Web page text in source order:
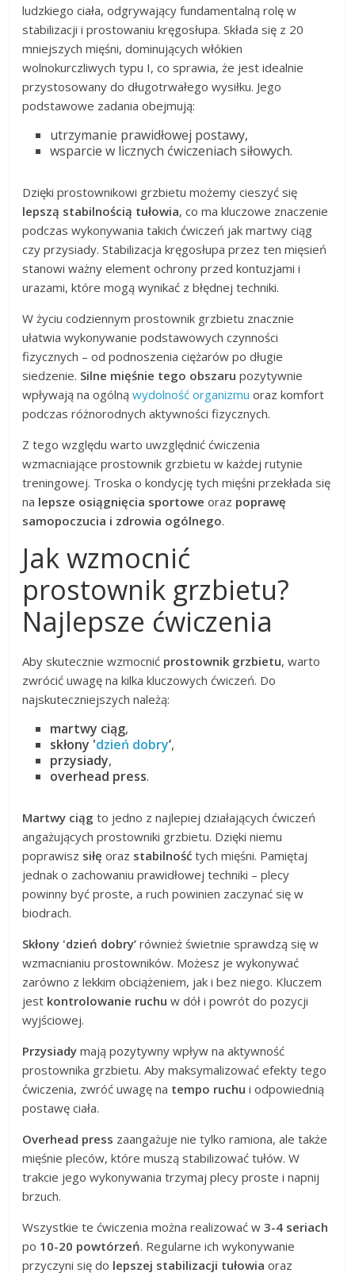
ludzkiego ciała, odgrywający fundamentalną rolę w
stabilizacji i prostowaniu kręgosłupa. Składa się z 20
mniejszych mięśni, dominujących włókien
wolnokurczliwych typu I, co sprawia, że jest idealnie
przystosowany do długotrwałego wysiłku. Jego
podstawowe zadania obejmują:
utrzymanie prawidłowej postawy,
wsparcie w licznych ćwiczeniach siłowych.
Dzięki prostownikowi grzbietu możemy cieszyć się
lepszą stabilnością tułowia, co ma kluczowe znaczenie
podczas wykonywania takich ćwiczeń jak martwy ciąg
czy przysiady. Stabilizacja kręgosłupa przez ten mięsień
stanowi ważny element ochrony przed kontuzjami i
urazami, które mogą wynikać z błędnej techniki.
W życiu codziennym prostownik grzbietu znacznie
ułatwia wykonywanie podstawowych czynności
fizycznych – od podnoszenia ciężarów po długie
siedzenie. Silne mięśnie tego obszaru pozytywnie
wpływają na ogólnąwydolność organizmu oraz komfort
podczas różnorodnych aktywności fizycznych.
Z tego względu warto uwzględnić ćwiczenia
wzmacniające prostownik grzbietu w każdej rutynie
treningowej. Troska o kondycję tych mięśni przekłada się
na lepsze osiągnięcia sportowe oraz poprawę
samopoczucia i zdrowia ogólnego.
Jak wzmocnić
prostownik grzbietu?
Najlepsze ćwiczenia
Aby skutecznie wzmocnić prostownik grzbietu, warto
zwrócić uwagę na kilka kluczowych ćwiczeń. Do
najskuteczniejszych należą:
martwy ciąg,
skłony 'dzień dobry’,
przysiady,
overhead press.
Martwy ciąg to jedno z najlepiej działających ćwiczeń
angażujących prostowniki grzbietu. Dzięki niemu
poprawisz siłę oraz stabilność tych mięśni. Pamiętaj
jednak o zachowaniu prawidłowej techniki – plecy
powinny być proste, a ruch powinien zaczynać się w
biodrach.
Skłony 'dzień dobry’ również świetnie sprawdzą się w
wzmacnianiu prostowników. Możesz je wykonywać
zarówno z lekkim obciążeniem, jak i bez niego. Kluczem
jest kontrolowanie ruchu w dół i powrót do pozycji
wyjściowej.
Przysiady mają pozytywny wpływ na aktywność
prostownika grzbietu. Aby maksymalizować efekty tego
ćwiczenia, zwróć uwagę na tempo ruchu i odpowiednią
postawę ciała.
Overhead press zaangażuje nie tylko ramiona, ale także
mięśnie pleców, które muszą stabilizować tułów. W
trakcie jego wykonywania trzymaj plecy proste i napnij
brzuch.
Wszystkie te ćwiczenia można realizować w3-4 seriach
po 10-20 powtórzeń. Regularne ich wykonywanie
przyczyni się do lepszej stabilizacji tułowia oraz